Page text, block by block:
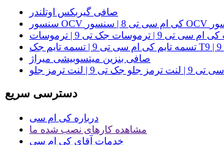
صافی گیربکس اوتلندر
صافی بنزین میتسوبیشی میراژ
دسترسی سریع
درباره کی ام سی
مشاهده کارهای نصب شده ما
خدمات آقای کی ام سی